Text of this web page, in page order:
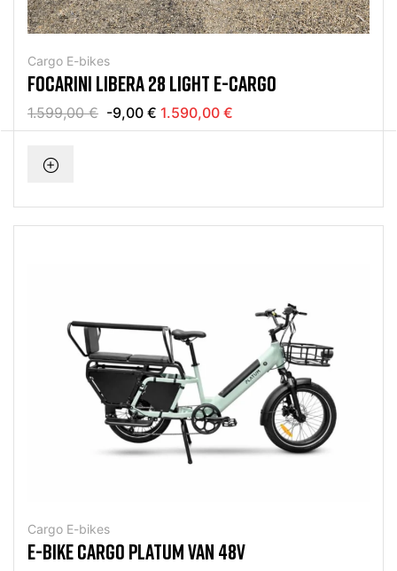
Cargo E-bikes
FOCARINI LIBERA 28 LIGHT E-CARGO
1.599,00 € -9,00 € 1.590,00 €
Cargo E-bikes
E-BIKE CARGO PLATUM VAN 48V